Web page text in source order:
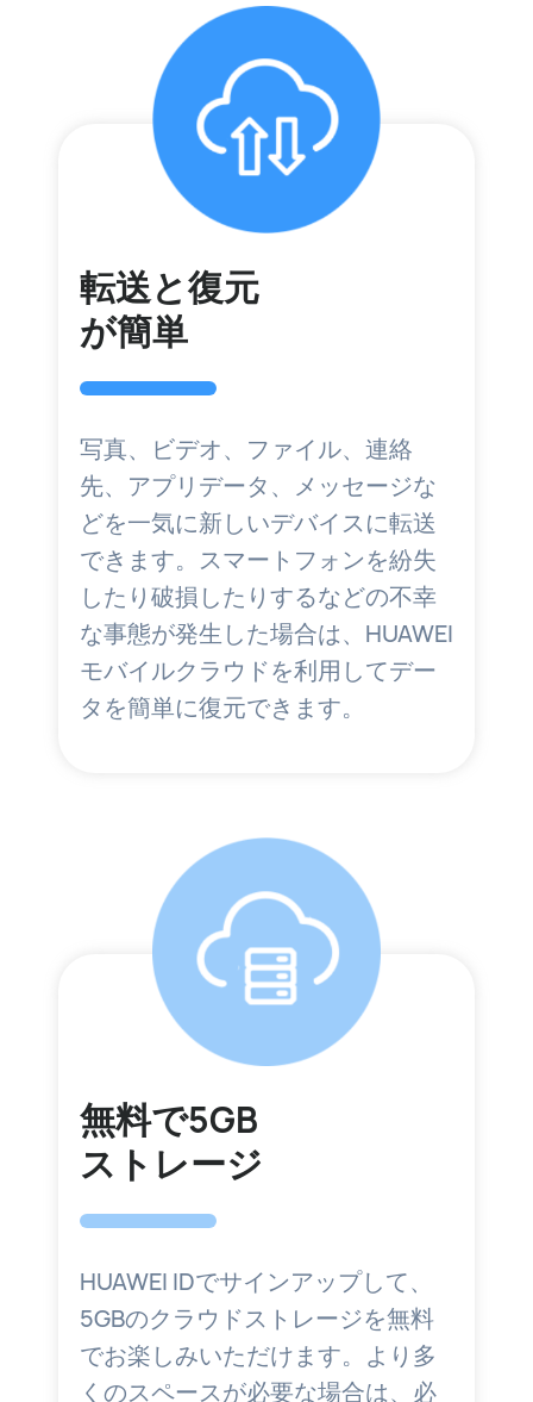
転送と復元
が簡単
写真、ビデオ、ファイル、連絡
先、アプリデータ、メッセージな
どを一気に新しいデバイスに転送
できます。スマートフォンを紛失
したり破損したりするなどの不幸
な事態が発生した場合は、HUAWEI
モバイルクラウドを利用してデー
タを簡単に復元できます。
無料で5GB
ストレージ
HUAWEI IDでサインアップして、
5GBのクラウドストレージを無料
でお楽しみいただけます。より多
くのスペースが必要な場合は、必